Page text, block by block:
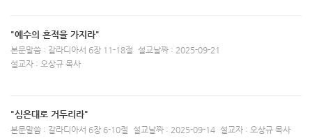
"예수의 흔적을 가지라"
본문말씀 : 갈라디아서 6장 11-18절
설교날짜 : 2025-09-21
설교자 : 오상규 목사
"심은대로 거두리라"
본문말씀 : 갈라디아서 6장 6-10절 설교날짜 : 2025-09-14 설교자 : 오상규 목사